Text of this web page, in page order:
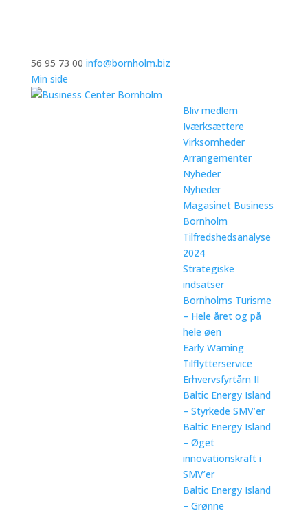
56 95 73 00 info@bornholm.biz
Min side
Bliv medlem
Iværksættere
Virksomheder
Arrangementer
Nyheder
Nyheder
Magasinet Business
Bornholm
Tilfredshedsanalyse
2024
Strategiske
indsatser
Bornholms Turisme
– Hele året og på
hele øen
Early Warning
Tilflytterservice
Erhvervsfyrtårn II
Baltic Energy Island
– Styrkede SMV’er
Baltic Energy Island
– Øget
innovationskraft i
SMV’er
Baltic Energy Island
– Grønne